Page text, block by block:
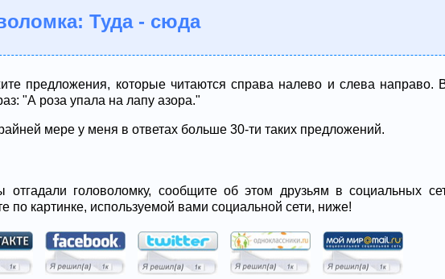
Туда - сюда
предложения, которые читаются справа налево и слева направо.
"А роза упала на лапу азора."
мере у меня в ответах больше 30-ти таких предложений.
отгадали головоломку, сообщите об этом друзьям в социальных
по картинке, используемой вами социальной сети, ниже!